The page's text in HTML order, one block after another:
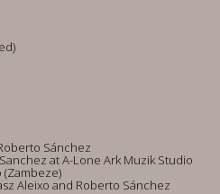
Sánchez
at A-Lone Ark Muzik Studio
(Zambeze)
Aleixo and Roberto Sánchez